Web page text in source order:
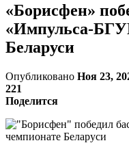
«Борисфен»
«Импульса-
Беларуси
Опубликовано Ноя 23,
221
Поделится